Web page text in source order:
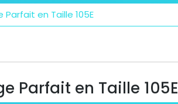
en Taille 105E
Parfait en Taille 105E